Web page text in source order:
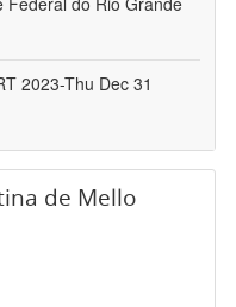
2023-Thu Dec 31
de Mello